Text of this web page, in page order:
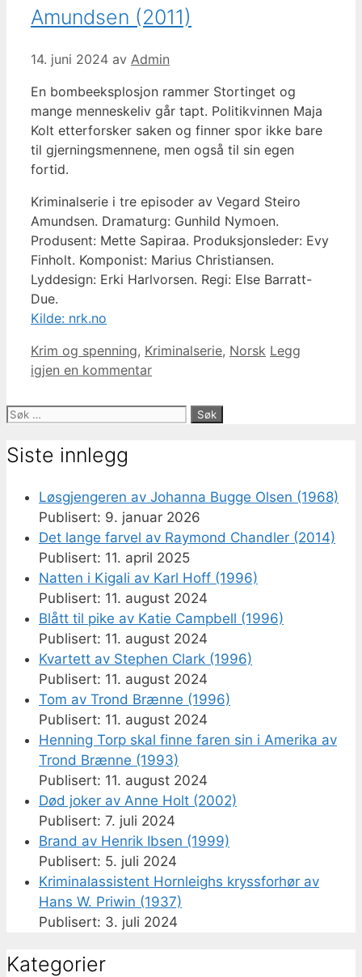
Amundsen (2011)
14. juni 2024 av Admin
En bombeeksplosjon rammer Stortinget og
mange menneskeliv går tapt. Politikvinnen Maja
Kolt etterforsker saken og finner spor ikke bare
til gjerningsmennene, men også til sin egen
fortid.
Kriminalserie i tre episoder av Vegard Steiro
Amundsen. Dramaturg: Gunhild Nymoen.
Produsent: Mette Sapiraa. Produksjonsleder: Evy
Finholt. Komponist: Marius Christiansen.
Lyddesign: Erki Harlvorsen. Regi: Else Barratt-
Due.
Kilde: nrk.no
Kategorier
Krim og spenning, Kriminalserie, Norsk Legg
igjen en kommentar
Søk
Siste innlegg
Løsgjengeren av Johanna Bugge Olsen (1968)
9. januar 2026
Det lange farvel av Raymond Chandler (2014)
11. april 2025
Natten i Kigali av Karl Hoff (1996)
11. august 2024
Blått til pike av Katie Campbell (1996)
11. august 2024
Kvartett av Stephen Clark (1996)
11. august 2024
Tom av Trond Brænne (1996)
11. august 2024
Henning Torp skal finne faren sin i Amerika av
Trond Brænne (1993)
11. august 2024
Død joker av Anne Holt (2002)
7. juli 2024
Brand av Henrik Ibsen (1999)
5. juli 2024
Kriminalassistent Hornleighs kryssforhør av
Hans W. Priwin (1937)
3. juli 2024
Kategorier